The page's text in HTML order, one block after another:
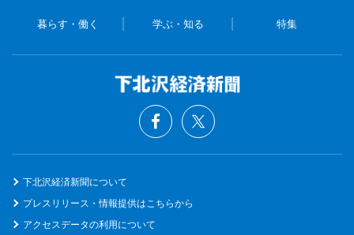
暮らす・働く 学ぶ・知る 特集
下北沢経済新聞について
プレスリリース・情報提供はこちらから
アクセスデータの利用について